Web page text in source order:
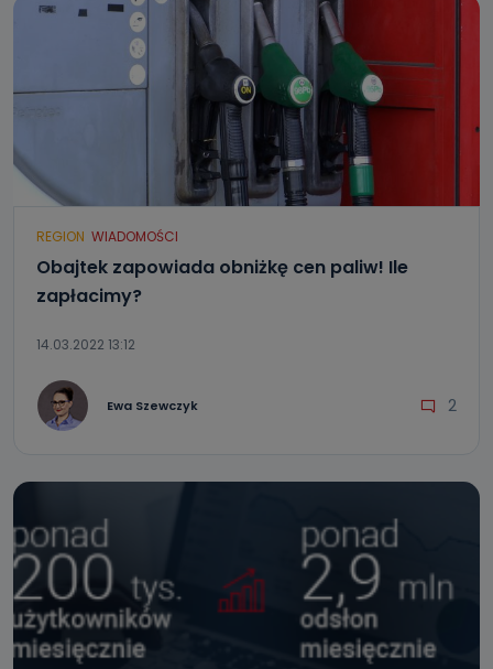
REGION WIADOMOŚCI
Obajtek zapowiada obniżkę cen paliw! Ile
zapłacimy?
14.03.2022 13:12
Ewa Szewczyk 2